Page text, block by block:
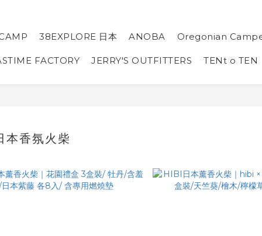
38EXPLORE 日本 ANOBA Oregonian
FACTORY JERRY'S OUTFITTERS TENt o TEN
本香氛火柴